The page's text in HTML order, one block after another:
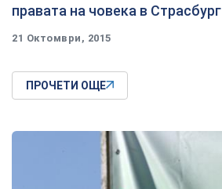
правата на човека в Страсбург
21 Октомври, 2015
ПРОЧЕТИ ОЩЕ